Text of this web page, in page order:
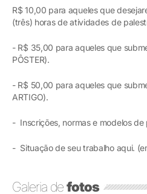
R$ 10,00 para aqueles que
(três) horas de atividades de
- R$ 35,00 para aqueles que
PÔSTER).
- R$ 50,00 para aqueles que
ARTIGO).
- Inscrições, normas e modelos de
- Situação de seu trabalho aqui.
Galeria defotos